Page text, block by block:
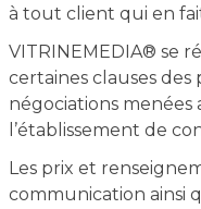
à tout client qui en
VITRINEMEDIA® se
certaines clauses
négociations menées
l’établissement de
Les prix et
communication ainsi